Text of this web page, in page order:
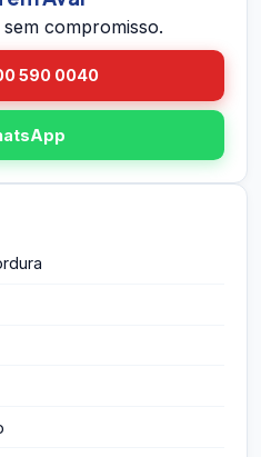
de visita.
compromisso.
590 0040